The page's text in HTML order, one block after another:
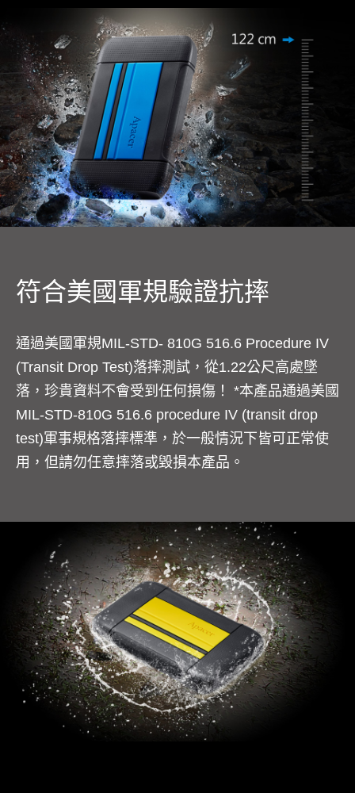
符合美國軍規驗證抗摔
通過美國軍規MIL-STD- 810G 516.6 Procedure IV
(Transit Drop Test)落摔測試，從1.22公尺高處墜
落，珍貴資料不會受到任何損傷！ *本產品通過美國
MIL-STD-810G 516.6 procedure IV (transit drop
test)軍事規格落摔標準，於一般情況下皆可正常使
用，但請勿任意摔落或毀損本產品。